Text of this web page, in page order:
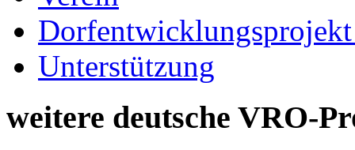
Dorfentwicklungsprojekt
Unterstützung
weitere deutsche VRO-